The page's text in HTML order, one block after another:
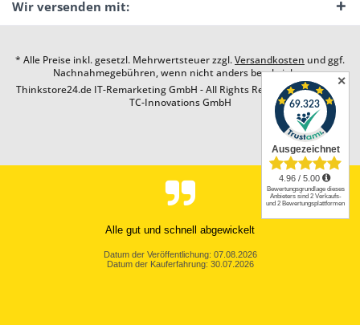
Wir versenden mit:
* Alle Preise inkl. gesetzl. Mehrwertsteuer zzgl.Versandkosten und ggf.
Nachnahmegebühren, wenn nicht anders beschrieben
Thinkstore24.de IT-Remarketing GmbH - All Rights Reserved. Design by
TC-Innovations GmbH
Alle gut und schnell abgewickelt
Datum der Veröffentlichung: 07.08.2026
Datum der Kauferfahrung: 30.07.2026
✕